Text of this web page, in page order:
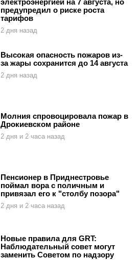
электроэнергией на 7 августа, но
предупредил о риске роста
тарифов
2 дня назад
Высокая опасность пожаров из-
за жары сохранится до 14 августа
2 дня назад
Молния спровоцировала пожар в
Дрокиевском районе
2 дня и 2 часа назад
Пенсионер в Приднестровье
поймал вора с поличным и
привязал его к "столбу позора"
2 дня и 2 часа назад
Новые правила для GRT:
Наблюдательный совет могут
заменить Советом по надзору